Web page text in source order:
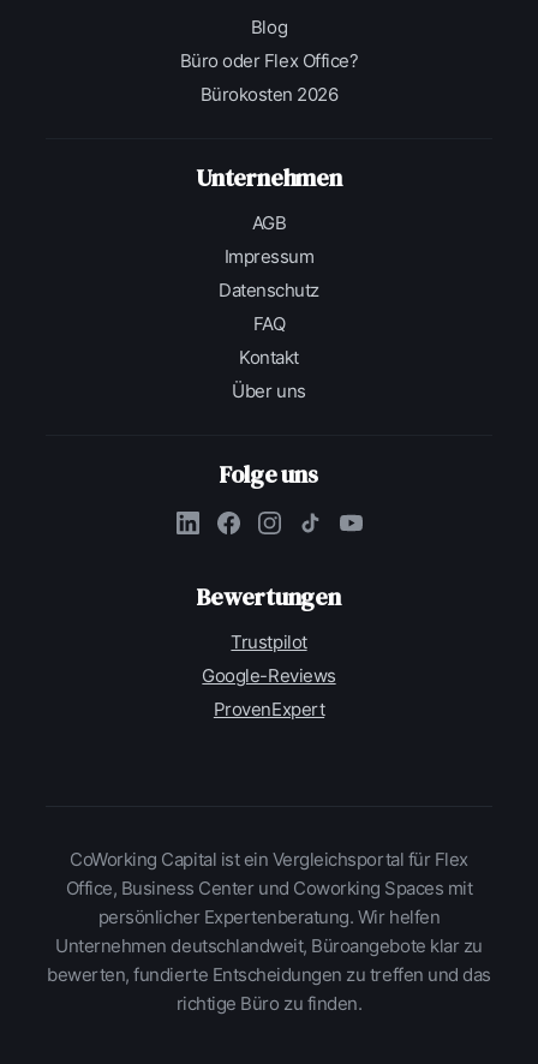
Blog
Büro oder Flex Office?
Bürokosten 2026
Unternehmen
AGB
Impressum
Datenschutz
FAQ
Kontakt
Über uns
Folge uns
Bewertungen
Trustpilot
Google-Reviews
ProvenExpert
CoWorking Capital ist ein Vergleichsportal für Flex
Office, Business Center und Coworking Spaces mit
persönlicher Expertenberatung. Wir helfen
Unternehmen deutschlandweit, Büroangebote klar zu
bewerten, fundierte Entscheidungen zu treffen und das
richtige Büro zu finden.